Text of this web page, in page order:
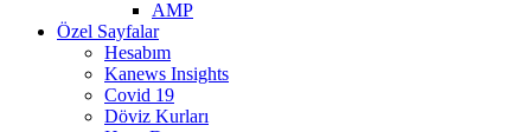
AMP
Özel Sayfalar
Hesabım
Kanews Insights
Covid 19
Döviz Kurları